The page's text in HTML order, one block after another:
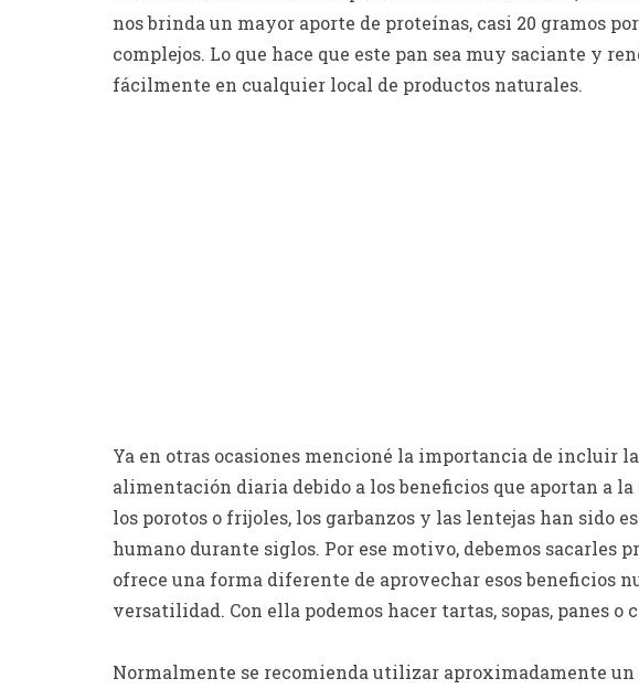
nos brinda un mayor aporte de proteínas, casi 20 gramos
complejos. Lo que hace que este pan sea muy saciante y
fácilmente en cualquier local de productos naturales.
Ya en otras ocasiones mencioné la importancia de incluir
alimentación diaria debido a los beneficios que aportan a
los porotos o frijoles, los garbanzos y las lentejas han sido
humano durante siglos. Por ese motivo, debemos sacarles
ofrece una forma diferente de aprovechar esos beneficios
versatilidad. Con ella podemos hacer tartas, sopas, panes o
Normalmente se recomienda utilizar aproximadamente un